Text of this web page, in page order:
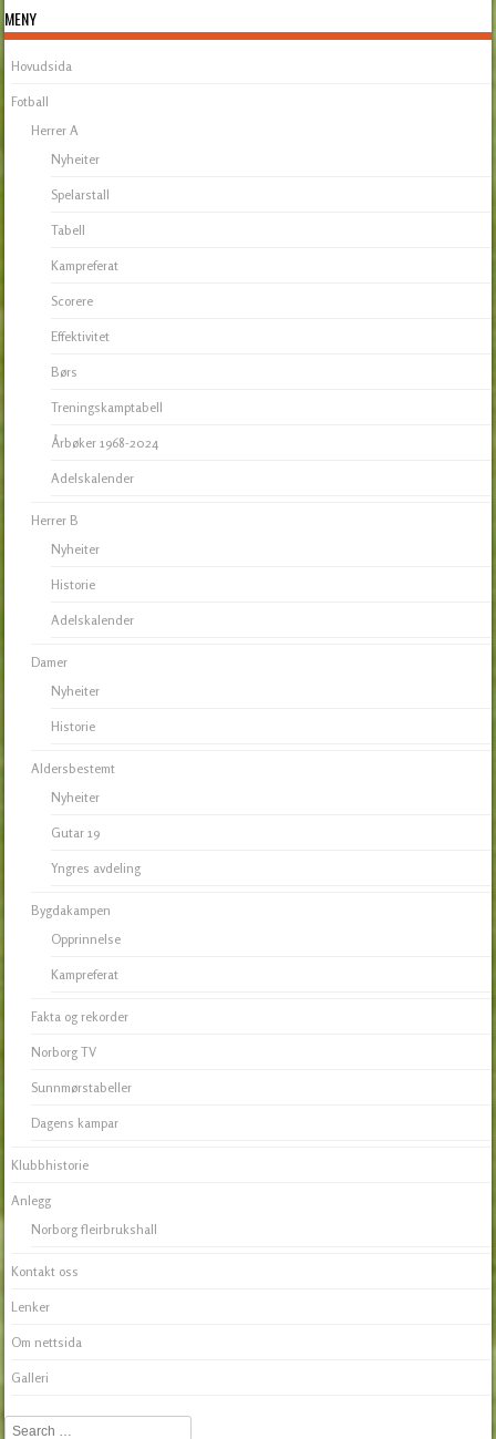
MENY
Hovudsida
Fotball
Herrer A
Nyheiter
Spelarstall
Tabell
Kampreferat
Scorere
Effektivitet
Børs
Treningskamptabell
Årbøker 1968-2024
Adelskalender
Herrer B
Nyheiter
Historie
Adelskalender
Damer
Nyheiter
Historie
Aldersbestemt
Nyheiter
Gutar 19
Yngres avdeling
Bygdakampen
Opprinnelse
Kampreferat
Fakta og rekorder
Norborg TV
Sunnmørstabeller
Dagens kampar
Klubbhistorie
Anlegg
Norborg fleirbrukshall
Kontakt oss
Lenker
Om nettsida
Galleri
Search